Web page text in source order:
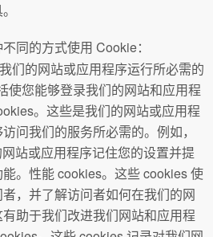
同的方式使用 Cookie：
们的网站或应用程序运行所必需的
使您能够登录我们的网站和应用程
。这些是我们的网站或应用程
问我们的服务所必需的。例如，
站或应用程序记住您的设置并提
。性能 cookies。这些 cookies 使
，并了解访问者如何在我们的网
助于我们改进我们网站和应用程